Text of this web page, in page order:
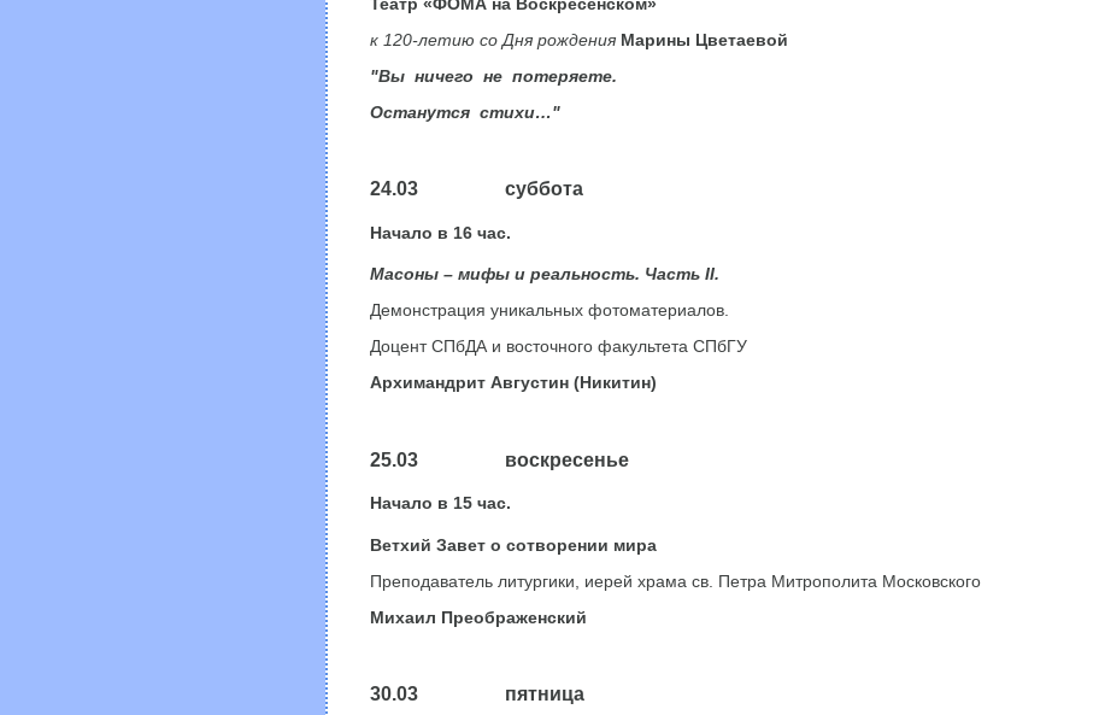
к 120-летию со Дня рождения Марины Цветаевой
"Вы ничего не потеряете.
Останутся стихи…"
24.03 суббота
Начало в 16 час.
Масоны – мифы и реальность. Часть II.
Демонстрация уникальных фотоматериалов.
Доцент СПбДА и восточного факультета СПбГУ
Архимандрит Августин (Никитин)
25.03 воскресенье
Начало в 15 час.
Ветхий Завет о сотворении мира
Преподаватель литургики, иерей храма св. Петра Митрополита Московского
Михаил Преображенский
30.03 пятница